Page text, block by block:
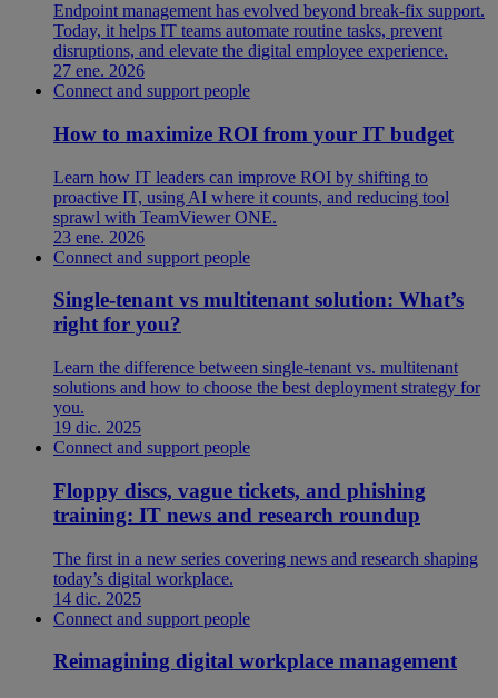
Endpoint management has evolved beyond break-fix support.
Today, it helps IT teams automate routine tasks, prevent
disruptions, and elevate the digital employee experience.
27 ene. 2026
Connect and support people
How to maximize ROI from your IT budget
Learn how IT leaders can improve ROI by shifting to
proactive IT, using AI where it counts, and reducing tool
sprawl with TeamViewer ONE.
23 ene. 2026
Connect and support people
Single-tenant vs multitenant solution: What’s
right for you?
Learn the difference between single-tenant vs. multitenant
solutions and how to choose the best deployment strategy for
you.
19 dic. 2025
Connect and support people
Floppy discs, vague tickets, and phishing
training: IT news and research roundup
The first in a new series covering news and research shaping
today’s digital workplace.
14 dic. 2025
Connect and support people
Reimagining digital workplace management